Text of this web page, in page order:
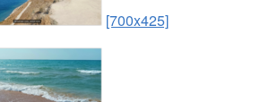
[700x425]